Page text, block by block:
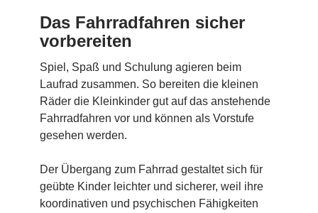
Das Fahrradfahren sicher
vorbereiten
Spiel, Spaß und Schulung agieren beim
Laufrad zusammen. So bereiten die kleinen
Räder die Kleinkinder gut auf das anstehende
Fahrradfahren vor und können als Vorstufe
gesehen werden.
Der Übergang zum Fahrrad gestaltet sich für
geübte Kinder leichter und sicherer, weil ihre
koordinativen und psychischen Fähigkeiten